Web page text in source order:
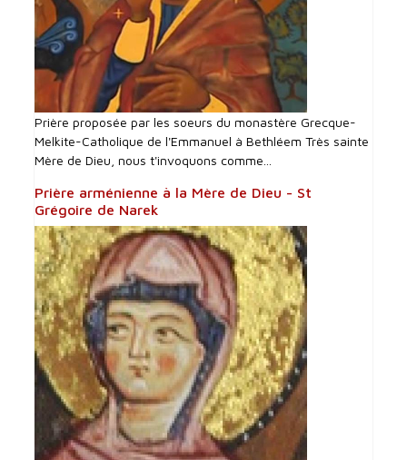
Prière proposée par les soeurs du monastère Grecque-
Melkite-Catholique de l'Emmanuel à Bethléem Très sainte
Mère de Dieu, nous t'invoquons comme...
Prière arménienne à la Mère de Dieu - St
Grégoire de Narek